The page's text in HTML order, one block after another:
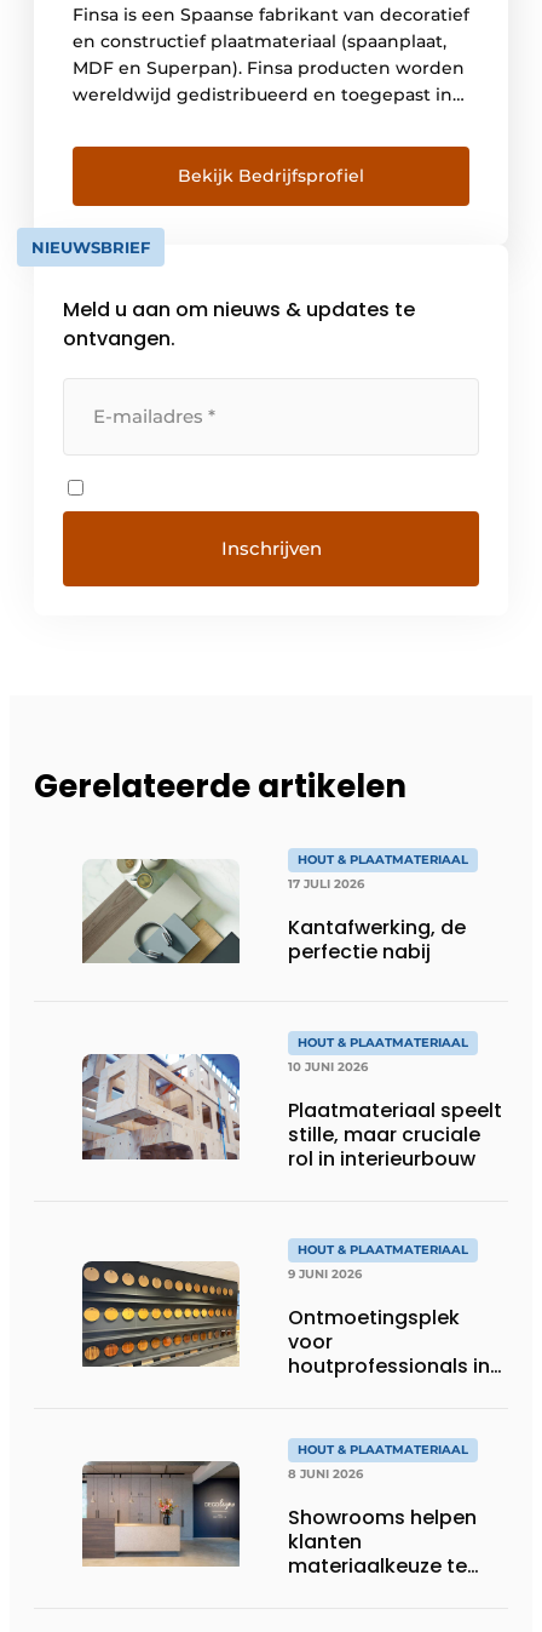
Finsa is een Spaanse fabrikant van decoratief
en constructief plaatmateriaal (spaanplaat,
MDF en Superpan). Finsa producten worden
wereldwijd gedistribueerd en toegepast in
fabrikanten, hotel- en winkelinrichting,
grootschalige woonprojecten,
designmeubelen tot aan bouwplaatsen. Het
verkoopkantoor en distributiecentrum voor
de Benelux, Duitsland en Oostenrijk is
de diepzeehaven […]
Bekijk Bedrijfsprofiel
NIEUWSBRIEF
Meld u aan om nieuws & updates te
ontvangen.
Gerelateerde artikelen
HOUT & PLAATMATERIAAL
17 JULI 2026
Kantafwerking, de
perfectie nabij
HOUT & PLAATMATERIAAL
10 JUNI 2026
Plaatmateriaal speelt
stille, maar cruciale
rol in interieurbouw
HOUT & PLAATMATERIAAL
9 JUNI 2026
Ontmoetingsplek
voor
houtprofessionals in
HOUT & PLAATMATERIAAL
8 JUNI 2026
Showrooms helpen
klanten
materiaalkeuze te